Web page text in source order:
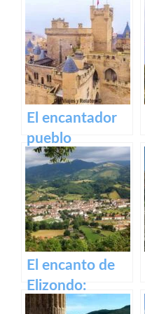
antigua fábrica
de Orbaizeta
El encantador
pueblo
medieval de
Olite y su
impresionante
Castillo Palacio
Real.
El encanto de
Elizondo:
Descubre la